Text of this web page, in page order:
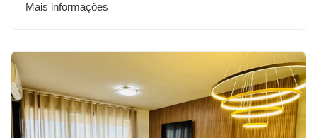
Mais informações